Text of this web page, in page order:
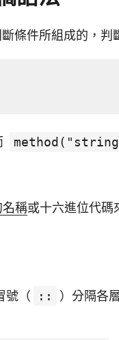
條件所組成的，判
稱或十六進位代碼
號（ ::
）分隔各